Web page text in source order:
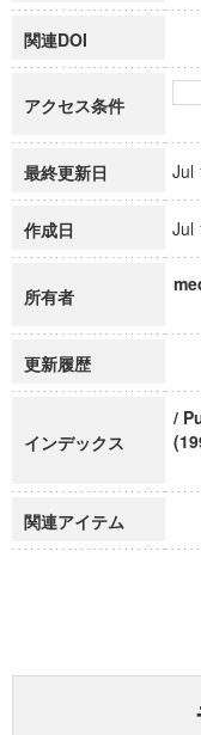
関連DOI
アクセス条件
最終更新日 Jul
作成日 Jul
所有者
更新履歴
インデックス
/
関連アイテム